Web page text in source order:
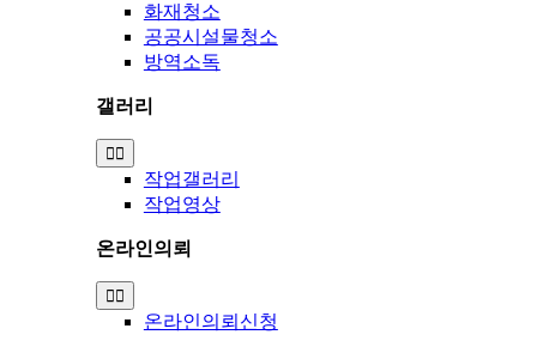
화재청소
공공시설물청소
방역소독
갤러리
Toggle
Navigation
작업갤러리
작업영상
온라인의뢰
Toggle
Navigation
온라인의뢰신청